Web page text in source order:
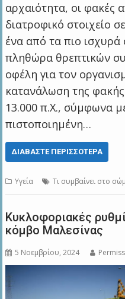
αρχαιότητα, οι φακές
διατροφικό στοιχείο
ένα από τα πιο
πληθώρα θρεπτικών
οφέλη για τον
κατανάλωση της
13.000 π.Χ., σύμφωνα
πιστοποιημένη…
ΔΙΑΒΆΣΤΕ ΠΕΡΙΣΣΌΤΕΡΑ
Υγεία Τι συμβαίνει στο
Κυκλοφοριακές
κόμβο Μαλεσίνας
5 Νοεμβρίου, 2024